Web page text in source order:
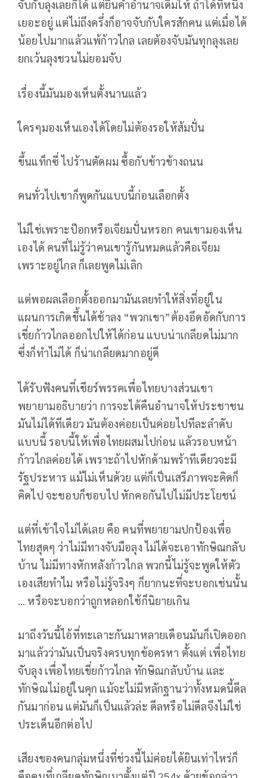
จับกับลุงเลยก็ได้ แต่ยืนค้ำอำนาจเดิมให้ ถ้าได้ที่หนึ่ง
เยอะอยู่ แต่ไม่ถึงครึ่งก็อาจจับกับใครสักคน แต่เมื่อได้
น้อยไปมากแล้วแพ้ก้าวไกล เลยต้องจับมันทุกลุงเลย
ยกเว้นลุงชวนไม่ยอมจับ
เรื่องนี้มันมองเห็นตั้งนานแล้ว
ใครๆมองเห็นเองได้โดยไม่ต้องรอให้ส้มปั่น
ขึ้นแท็กซี่ ไปร้านตัดผม ซื้อกับข้าวข้างถนน
คนทั่วไปเขาก็พูดกันแบบนี้ก่อนเลือกตั้ง
ไม่ใช่เพราะป๊อกหรือเจียมปั่นหรอก คนเขามองเห็น
เองได้ คนที่ไม่รู้ว่าคนเขารู้กันหมดแล้วคือเจียม
เพราะอยู่ไกล ก็เลยพูดไม่เลิก
แต่พอผลเลือกตั้งออกมามันเลยทำให้สิ่งที่อยู่ใน
แผนการเกิดขึ้นได้ช้าลง “พวกเขา”ต้องอึดอัดกับการ
เขี่ยก้าวไกลออกไปให้ได้ก่อน แบบน่าเกลียดไม่มาก
ซึ่งก็ทำไม่ได้ ก็น่าเกลียดมากอยู่ดี
ได้รับฟังคนที่เชียร์พรรคเพื่อไทยบางส่วนเขา
พยายามอธิบายว่า การจะได้คืนอำนาจให้ประชาชน
มันไม่ได้ทีเดียว มันต้องค่อยเป็นค่อยไปทีละลำดับ
แบบนี้ รอบนี้ให้เพื่อไทยผสมไปก่อน แล้วรอบหน้า
ก้าวไกลค่อยได้ เพราะถ้าไปหักด้ามพร้าทีเดียวจะมี
รัฐประหาร แม้ไม่เห็นด้วย แต่ก็เป็นเสรีภาพจะคิดก็
คิดไป จะชอบก็ชอบไป หักคอกันไปไม่มีประโยชน์
แต่ที่เข้าใจไม่ได้เลย คือ คนที่พยายามปกป้องเพื่อ
ไทยสุดๆ ว่าไม่มีทางจับมือลุง ไม่ได้จะเอาทักษิณกลับ
บ้าน ไม่มีทางหักหลังก้าวไกล พวกนี้ไม่รู้จะพูดให้ตัว
เองเสียทำไม หรือไม่รู้จริงๆ ก็ยากนะที่จะบอกเช่นนั้น
… หรือจะบอกว่าถูกหลอกใช้ก็นิยายเกิน
มาถึงวันนี้ไอ้ที่ทะเลาะกันมาหลายเดือนมันก็เปิดออก
มาแล้วว่ามันเป็นจริงครบทุกข้อครหา ตั้งแต่ เพื่อไทย
จับลุง เพื่อไทยเขี่ยก้าวไกล ทักษิณกลับบ้าน และ
ทักษิณไม่อยู่ในคุก แม้จะไม่มีหลักฐานว่าทั้งหมดนี้ดีล
กันมาก่อน แต่มันก็เป็นแล้วล่ะ ดีลหรือไม่ดีลจึงไม่ใช่
ประเด็นอีกต่อไป
เสียงของคนกลุ่มหนึ่งที่ช่วงนี้ไม่ค่อยได้ยินเท่าไหร่ก็